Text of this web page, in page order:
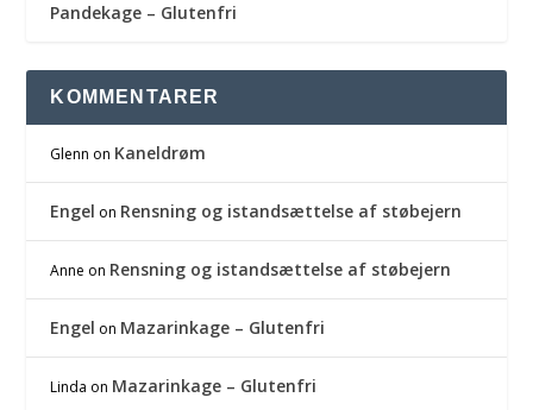
Pandekage – Glutenfri
KOMMENTARER
Glenn on Kaneldrøm
Engel on Rensning og istandsættelse af støbejern
Anne on Rensning og istandsættelse af støbejern
Engel on Mazarinkage – Glutenfri
Linda on Mazarinkage – Glutenfri